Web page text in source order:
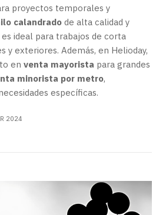
proyectos temporales y
calandrado de alta calidad y
ideal para trabajos de corta
y exteriores. Además, en Helioday,
en venta mayorista para grandes
minorista por metro,
específicas.
2024